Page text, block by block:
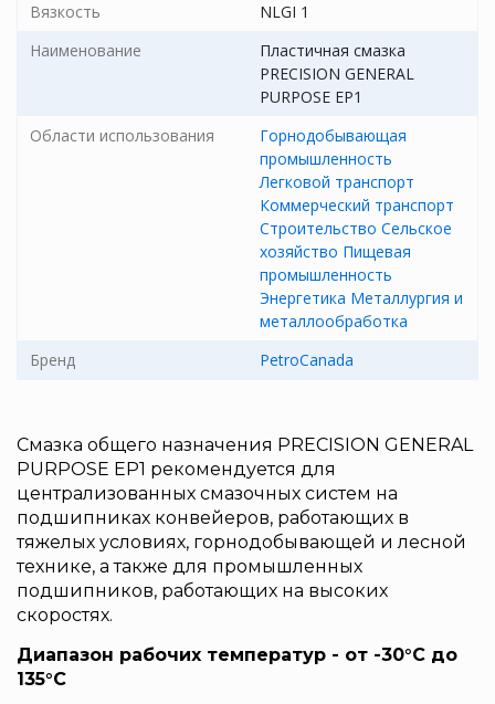
Вязкость
NLGI 1
Наименование
Пластичная смазка
PRECISION GENERAL
PURPOSE EP1
Области использования
Горнодобывающая
промышленность
Легковой транспорт
Коммерческий транспорт
Строительство Сельское
хозяйство Пищевая
промышленность
Энергетика Металлургия и
металлообработка
Бренд
PetroCanada
Смазка общего назначения PRECISION GENERAL
PURPOSE EP1 рекомендуется для
централизованных смазочных систем на
подшипниках конвейеров, работающих в
тяжелых условиях, горнодобывающей и лесной
технике, а также для промышленных
подшипников, работающих на высоких
скоростях.
Диапазон рабочих температур - от -30°С до
135°С